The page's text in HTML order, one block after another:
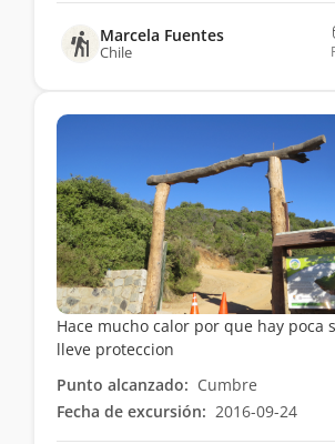
Marcela Fuentes
Chile
Hace mucho calor por que hay poca
lleve proteccion
Punto alcanzado: Cumbre
Fecha de excursión: 2016-09-24